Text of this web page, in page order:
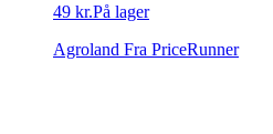
49 kr.På lager
Agroland Fra PriceRunner